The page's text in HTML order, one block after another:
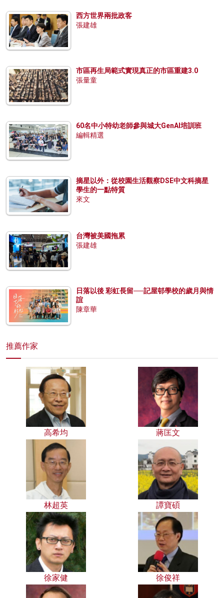
西方世界兩批政客
張建雄
市區再生局範式實現真正的市區重建3.0
張量童
60名中小特幼老師參與城大GenAI培訓班
編輯精選
摘星以外：從校園生活觀察DSE中文科摘星
學生的一點特質
來文
台灣被美國拖累
張建雄
日落以後 彩虹長留──記屋邨學校的歲月與情
誼
陳章華
推薦作家
高希均 蔣匡文
林超英 譚寶碩
徐家健 徐俊祥